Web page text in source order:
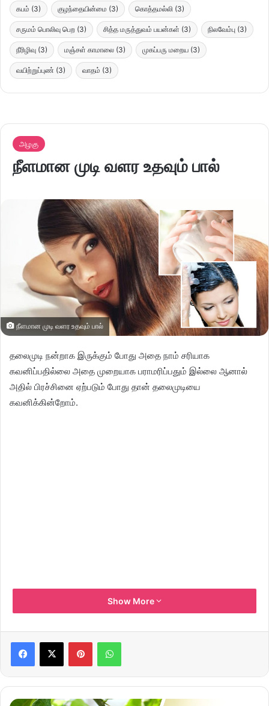
கபம் (3) குழந்தையின்மை (3) கொத்தமல்லி (3)
சருமம் பொலிவு பெற (3) சித்த மருத்துவம் பயன்கள் (3) நிலவேம்பு (3)
நீரிழிவு (3) மஞ்சள் காமாலை (3) முகப்பரு மறைய (3)
வயிற்றுப்புண் (3) வாதம் (3)